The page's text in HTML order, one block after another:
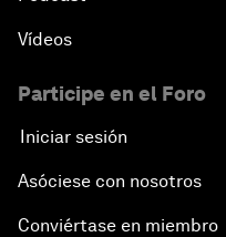
Vídeos
Participe en el Foro
Iniciar sesión
Asóciese con nosotros
Conviértase en miembro